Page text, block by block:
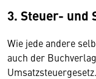
3. Steuer- und
Wie jede andere
auch der